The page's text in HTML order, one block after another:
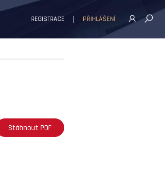
REGISTRACE PŘIHLÁŠENÍ
Stáhnout PDF